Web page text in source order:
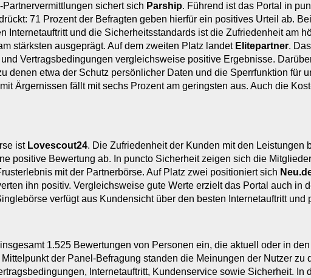
sichert sich Parship. Führend ist das Portal in
71 Prozent der Befragten geben hierfür ein positives Urteil ab.
Internetauftritt und die Sicherheitsstandards ist die Zufriedenheit am
stärksten ausgeprägt. Auf dem zweiten Platz landet Elitepartner.
Vertragsbedingungen vergleichsweise positive Ergebnisse.
denen etwa der Schutz persönlicher Daten und die Sperrfunktion für
Ärgernissen fällt mit sechs Prozent am geringsten aus. Auch die
ist Lovescout24. Die Zufriedenheit der Kunden mit den Leistungen
positive Bewertung ab. In puncto Sicherheit zeigen sich die
mit der Partnerbörse. Auf Platz zwei positioniert sich
ihn positiv. Vergleichsweise gute Werte erzielt das Portal auch in
verfügt aus Kundensicht über den besten Internetauftritt
1.525 Bewertungen von Personen ein, die aktuell oder in
der Panel-Befragung standen die Meinungen der Nutzer
Internetauftritt, Kundenservice sowie Sicherheit. In